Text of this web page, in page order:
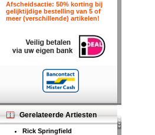
Afscheidsactie: 50% korting bij
gelijktijdige bestelling van 5 of
meer (verschillende) artikelen!
Gerelateerde Artiesten
Rick Springfield